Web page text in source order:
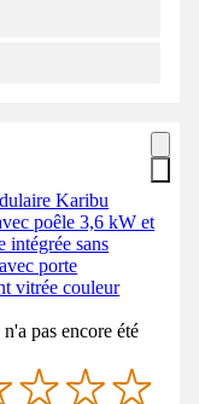
Karibu
poêle 3,6 kW et
intégrée sans
porte
vitrée couleur
pas encore été